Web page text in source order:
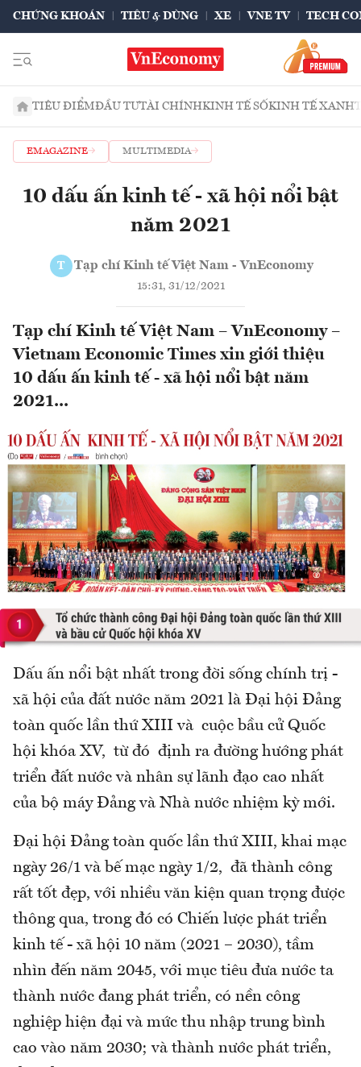
CHỨNG KHOÁN TIÊU & DÙNG XE VNE TV TECH
TIÊU ĐIỂMĐẦU TƯTÀI CHÍNHKINH TẾ SỐKINH TẾ XANH
EMAGAZINE MULTIMEDIA
10 dấu ấn kinh tế - xã hội nổi bật
năm 2021
T Tạp chí Kinh tế Việt Nam - VnEconomy
15:31, 31/12/2021
Tạp chí Kinh tế Việt Nam – VnEconomy –
Vietnam Economic Times xin giới thiệu
10 dấu ấn kinh tế - xã hội nổi bật năm
2021...
Dấu ấn nổi bật nhất trong đời sống chính trị -
xã hội của đất nước năm 2021 là Đại hội Đảng
toàn quốc lần thứ XIII và cuộc bầu cử Quốc
hội khóa XV, từ đó định ra đường hướng phát
triển đất nước và nhân sự lãnh đạo cao nhất
của bộ máy Đảng và Nhà nước nhiệm kỳ mới.
Đại hội Đảng toàn quốc lần thứ XIII, khai mạc
ngày 26/1 và bế mạc ngày 1/2, đã thành công
rất tốt đẹp, với nhiều văn kiện quan trọng được
thông qua, trong đó có Chiến lược phát triển
kinh tế - xã hội 10 năm (2021 – 2030), tầm
nhìn đến năm 2045, với mục tiêu đưa nước ta
thành nước đang phát triển, có nền công
nghiệp hiện đại và mức thu nhập trung bình
cao vào năm 2030; và thành nước phát triển,